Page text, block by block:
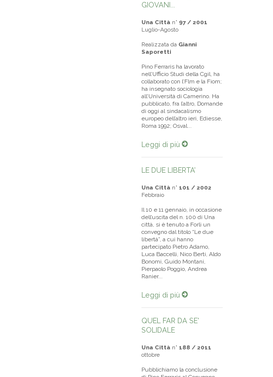
GIOVANI...
Una Città n° 97 / 2001
Luglio-Agosto
Realizzata da Gianni
Saporetti
Pino Ferraris ha lavorato
nell’Ufficio Studi della Cgil, ha
collaborato con l’Flm e la Fiom;
ha insegnato sociologia
all’Università di Camerino. Ha
pubblicato, fra l’altro, Domande
di oggi al sindacalismo
europeo dell’altro ieri, Ediesse,
Roma 1992; Osval...
Leggi di più
LE DUE LIBERTA’
Una Città n° 101 / 2002
Febbraio
Il 10 e 11 gennaio, in occasione
dell’uscita del n. 100 di Una
città, si è tenuto a Forlì un
convegno dal titolo “Le due
libertà”, a cui hanno
partecipato Pietro Adamo,
Luca Baccelli, Nico Berti, Aldo
Bonomi, Guido Montani,
Pierpaolo Poggio, Andrea
Ranier...
Leggi di più
QUEL FAR DA SE'
SOLIDALE
Una Città n° 188 / 2011
ottobre
Pubblichiamo la conclusione